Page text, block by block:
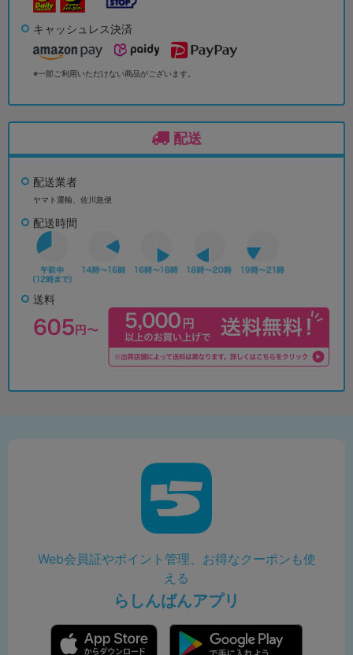
キャッシュレス決済
※一部ご利用いただけない商品がございます。
配送
配送業者
ヤマト運輸、佐川急便
配送時間
送料
Web会員証やポイント管理、お得なクーポンも使
える
らしんばんアプリ